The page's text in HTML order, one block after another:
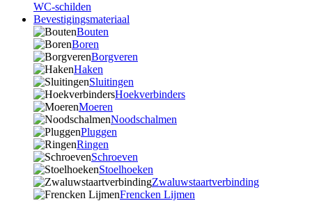
WC-schilden
Bevestigingsmateriaal
Bouten
Boren
Borgveren
Haken
Sluitingen
Hoekverbinders
Moeren
Noodschalmen
Pluggen
Ringen
Schroeven
Stoelhoeken
Zwaluwstaartverbinding
Frencken Lijmen